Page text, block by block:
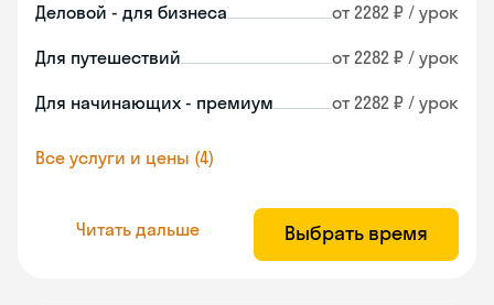
Деловой - для бизнеса от 2282 ₽ / урок
Для путешествий от 2282 ₽ / урок
Для начинающих - премиум от 2282 ₽ / урок
Все услуги и цены (4)
Читать дальше Выбрать время